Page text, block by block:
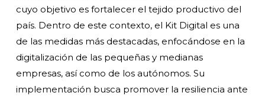
cuyo objetivo es fortalecer el tejido productivo del
país. Dentro de este contexto, el Kit Digital es una
de las medidas más destacadas, enfocándose en la
digitalización de las pequeñas y medianas
empresas, así como de los autónomos. Su
implementación busca promover la resiliencia ante